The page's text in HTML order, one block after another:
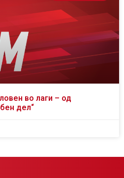
во лаги – од
дел“